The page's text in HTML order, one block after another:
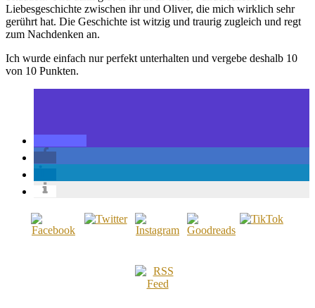
Liebesgeschichte zwischen ihr und Oliver, die mich wirklich sehr
gerührt hat. Die Geschichte ist witzig und traurig zugleich und regt
zum Nachdenken an.
Ich wurde einfach nur perfekt unterhalten und vergebe deshalb 10
von 10 Punkten.